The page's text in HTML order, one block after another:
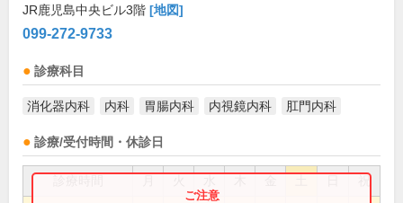
JR鹿児島中央ビル3階 [地図]
099-272-9733
診療科目
消化器内科 内科 胃腸内科 内視鏡内科 肛門内科
診療/受付時間・休診日
祝